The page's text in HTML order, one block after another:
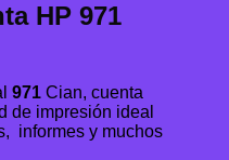
HP 971
971 Cian, cuenta
de impresión ideal
informes y muchos